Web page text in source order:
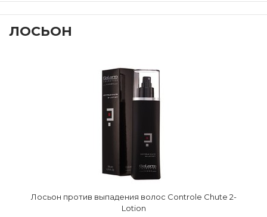
ЛОСЬОН
Лосьон против выпадения волос Controle Chute 2-
Lotion